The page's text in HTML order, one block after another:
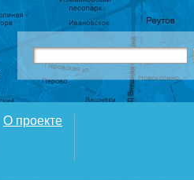
О проекте